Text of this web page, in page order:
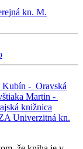
kn. M.
Kubín - Oravská
Martin -
knižnica
Univerzitná kn.